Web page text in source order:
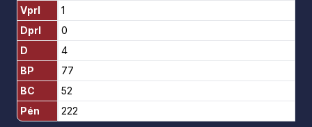
Vprl
Dprl
D
BP
BC
Pén
1
0
4
77
52
222